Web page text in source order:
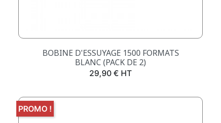
BOBINE D'ESSUYAGE 1500 FORMATS
BLANC (PACK DE 2)
Prix
29,90 € HT
PROMO !